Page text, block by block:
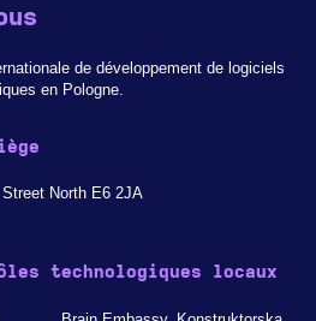
de développement de logiciels
en Pologne.
North E6 2JA
technologiques locaux